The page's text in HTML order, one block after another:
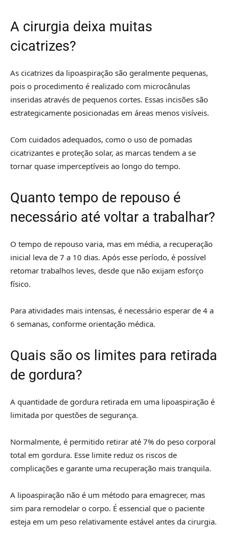
A cirurgia deixa muitas
cicatrizes?
As cicatrizes da lipoaspiração são geralmente pequenas,
pois o procedimento é realizado com microcânulas
inseridas através de pequenos cortes. Essas incisões são
estrategicamente posicionadas em áreas menos visíveis.
Com cuidados adequados, como o uso de pomadas
cicatrizantes e proteção solar, as marcas tendem a se
tornar quase imperceptíveis ao longo do tempo.
Quanto tempo de repouso é
necessário até voltar a trabalhar?
O tempo de repouso varia, mas em média, a recuperação
inicial leva de 7 a 10 dias. Após esse período, é possível
retomar trabalhos leves, desde que não exijam esforço
físico.
Para atividades mais intensas, é necessário esperar de 4 a
6 semanas, conforme orientação médica.
Quais são os limites para retirada
de gordura?
A quantidade de gordura retirada em uma lipoaspiração é
limitada por questões de segurança.
Normalmente, é permitido retirar até 7% do peso corporal
total em gordura. Esse limite reduz os riscos de
complicações e garante uma recuperação mais tranquila.
A lipoaspiração não é um método para emagrecer, mas
sim para remodelar o corpo. É essencial que o paciente
esteja em um peso relativamente estável antes da cirurgia.